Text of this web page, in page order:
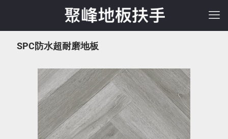
SPC防水超耐磨地板